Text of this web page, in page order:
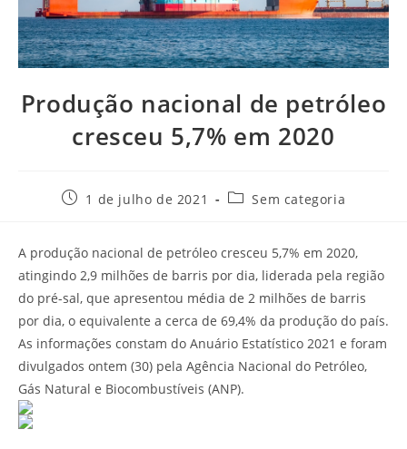
Produção nacional de petróleo
cresceu 5,7% em 2020
1 de julho de 2021 Sem categoria
A produção nacional de petróleo cresceu 5,7% em 2020,
atingindo 2,9 milhões de barris por dia, liderada pela região
do pré-sal, que apresentou média de 2 milhões de barris
por dia, o equivalente a cerca de 69,4% da produção do país.
As informações constam do Anuário Estatístico 2021 e foram
divulgados ontem (30) pela Agência Nacional do Petróleo,
Gás Natural e Biocombustíveis (ANP).